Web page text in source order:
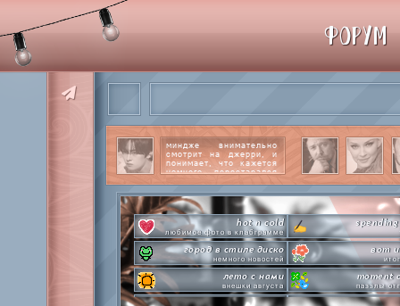
миндже внимательно
смотрит на джерри, и
понимает, что кажется
немного перестарался
далее
hot n cold
любимое фото в клабграмме
город в стиле диско
немного новостей
вот
лето с нами
внешки августа
moment
паззлы
pen-pineapple-apple-pen! сделай это
ФОРУМ